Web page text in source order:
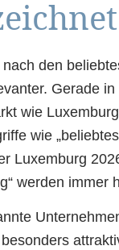
den
Gerade
wie
wie
Luxemburg
werden immer